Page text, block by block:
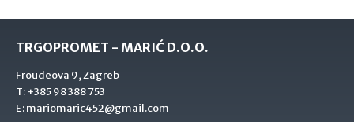
TRGOPROMET - MARIĆ D.O.O.
Froudeova 9, Zagreb
T:+385 98 388 753
E:mariomaric452@gmail.com